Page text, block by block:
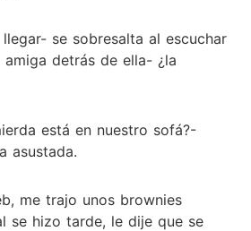
se sobresalta al escuchar
detrás de ella- ¿la
está en nuestro sofá?-
asustada.
me trajo unos brownies
se hizo tarde, le dije que se